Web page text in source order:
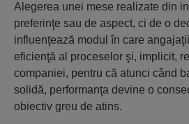
Alegerea unei mese realizate din
preferinţe sau de aspect, ci de o
influenţează modul în care
eficienţă al proceselor şi, implicit,
companiei, pentru că atunci când
solidă, performanţa devine o
obiectiv greu de atins.